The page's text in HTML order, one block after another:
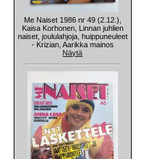
Me Naiset 1986 nr 49 (2.12.),
Kaisa Korhonen, Linnan juhlien
naiset, joululahjoja, huippuneuleet
- Krizian, Aarikka mainos
Näytä